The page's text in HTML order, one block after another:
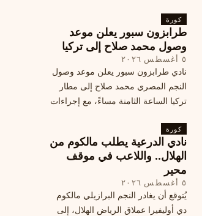
كورة
طرابزون سبور يعلن موعد
وصول محمد صلاح إلى تركيا
٥ أغسطس ٢٠٢٦
نادي طرابزون سبور يعلن موعد وصول
النجم المصري محمد صلاح إلى مطار
تركيا الساعة الثامنة مساءً، مع إجراءات
جديد ومكافآت مالية.
كورة
نادي الدرعية يطلب مالكوم من
الهلال.. واللاعب في موقف
محير
٥ أغسطس ٢٠٢٦
يُتوقع أن يغادر النجم البرازيلي مالكوم
دي أوليفيرا عملاق الرياض الهلال، إلى